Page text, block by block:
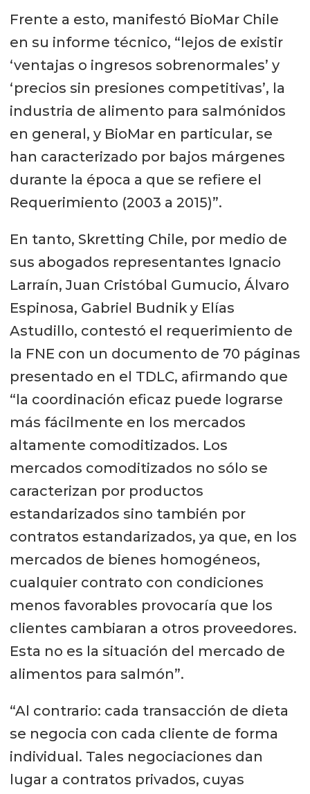
Frente a esto, manifestó BioMar Chile
en su informe técnico, “lejos de existir
‘ventajas o ingresos sobrenormales’ y
‘precios sin presiones competitivas’, la
industria de alimento para salmónidos
en general, y BioMar en particular, se
han caracterizado por bajos márgenes
durante la época a que se refiere el
Requerimiento (2003 a 2015)”.
En tanto, Skretting Chile, por medio de
sus abogados representantes Ignacio
Larraín, Juan Cristóbal Gumucio, Álvaro
Espinosa, Gabriel Budnik y Elías
Astudillo, contestó el requerimiento de
la FNE con un documento de 70 páginas
presentado en el TDLC, afirmando que
“la coordinación eficaz puede lograrse
más fácilmente en los mercados
altamente comoditizados. Los
mercados comoditizados no sólo se
caracterizan por productos
estandarizados sino también por
contratos estandarizados, ya que, en los
mercados de bienes homogéneos,
cualquier contrato con condiciones
menos favorables provocaría que los
clientes cambiaran a otros proveedores.
Esta no es la situación del mercado de
alimentos para salmón”.
“Al contrario: cada transacción de dieta
se negocia con cada cliente de forma
individual. Tales negociaciones dan
lugar a contratos privados, cuyas